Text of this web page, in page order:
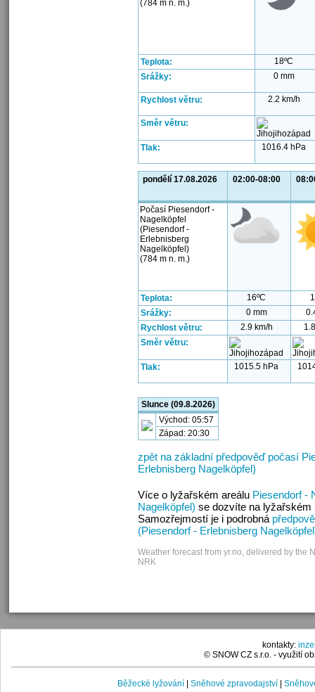
(784 m n. m.)
Teplota:
18ºC
Srážky:
0 mm
Rychlost větru: 2.2 km/h
Směr větru:
Tlak: 1016.4 hPa
pondělí 17.08.2026 02:00-08:00
Počasí Piesendorf -
Nagelköpfel
(Piesendorf -
Erlebnisberg
Nagelköpfel)
(784 m n. m.)
Teplota: 16ºC
Srážky:
0 mm
Rychlost větru:
2.9 km/h
Směr větru:
Tlak: 1015.5 hPa
Slunce (09.8.2026)
Východ: 05:57
Západ: 20:30
zpět na základní předpověď počasí
Erlebnisberg Nagelköpfel)
Více o lyžařském areálu Piesendorf -
Nagelköpfel) se dozvíte na lyžařském
Samozřejmostí je i podrobná
(Piesendorf - Erlebnisberg
Weather forecast from yr.no, delivered by the
NRK
kontakty:
© SNOW CZ s.r.o. - využití
Běžecké lyžování Sněhové zpravodajství